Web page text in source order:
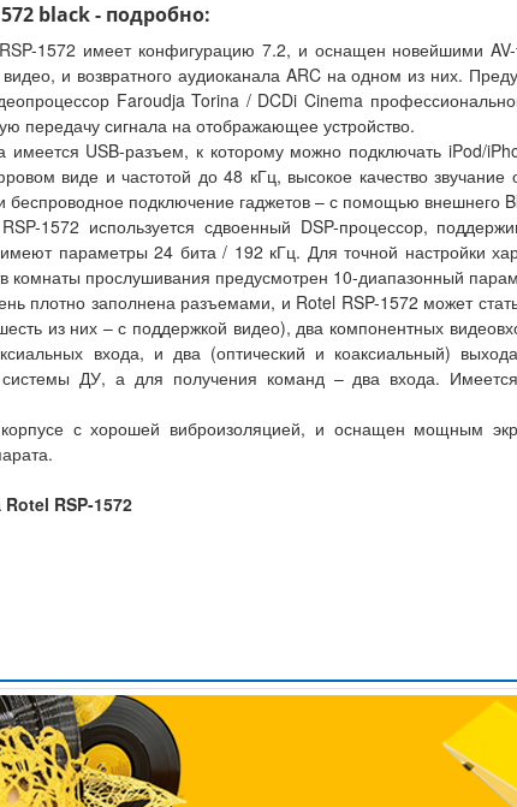
black - подробно:
1572 имеет конфигурацию 7.2, и оснащен новейшими
и возвратного аудиоканала ARC на одном из них.
Faroudja Torina / DCDi Cinema
передачу сигнала на отображающее устройство.
USB-разъем, к которому можно подключать iPod/
виде и частотой до 48 кГц, высокое качество
беспроводное подключение гаджетов – с помощью внешнего
1572 используется сдвоенный DSP-процессор,
параметры 24 бита / 192 кГц. Для точной настройки
комнаты прослушивания предусмотрен 10-диапазонный
плотно заполнена разъемами, и Rotel RSP-1572 может
из них – с поддержкой видео), два компонентных
входа, и два (оптический и коаксиальный)
ДУ, а для получения команд – два входа.
с хорошей виброизоляцией, и оснащен мощным
RSP-1572